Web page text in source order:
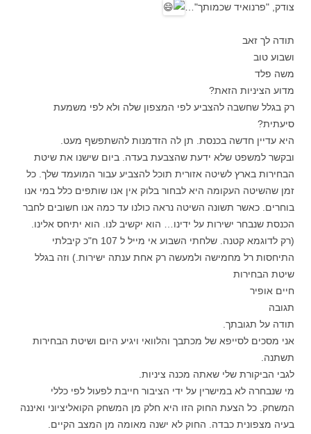
צודק, "פרנואיד שכמותך"…
תודה לך זאב
ושבוע טוב
משה פלד
מדוע הציניות הזאת?
רק בגלל שחשבה להצביע לפי המצפון שלה ולא לפי משמעת
סיעתית?
היא עדיין חדשה בכנסת. תן לה הזדמנות להשתפשף מעט.
ובקשר למשפט שלא ידעת שהצבעת בעדה. ביום שישנו את שיטת
הבחירות בארץ לשיטה אזורית תוכל להצביע עבור המועמד שלך. כל
זמן שהשיטה העקומה היא לבחור בלוק אין אנו שותפים כלל במי אנו
בוחרים. כאשר תשונה השיטה נראה כולנו עד כמה אנו חשובים לחבר
הכנסת שנבחר ישירות על ידינו… הוא יקשיב לנו. הוא יתיחס אלינו.
(רק לדוגמא קטנה. שלחתי השבוע אי מייל ל 107 ח"כ קיבלתי
התיחסות רל מחמישה ולמעשה רק אחת ענתה ישירות.) וזה בגלל
שיטת הבחירות
חיים אופיר
תגובה
תודה על תגובתך.
אני מסכים לסייפא של מכתבך והלוואי ויגיע היום ושיטת הבחירות
תשתנה.
לגבי הביקורת שלי שאתה מכנה ציניות.
מי שנבחרה לא במישרין על ידי הציבור חייבת לפעול לפי כללי
המשחק. כל הצעת החוק הזו היא חלק מן המשחק הקואליציוני ואיננה
בעיה מצפונית כבדה. החוק לא ישנה מאומה מן המצב הקיים.